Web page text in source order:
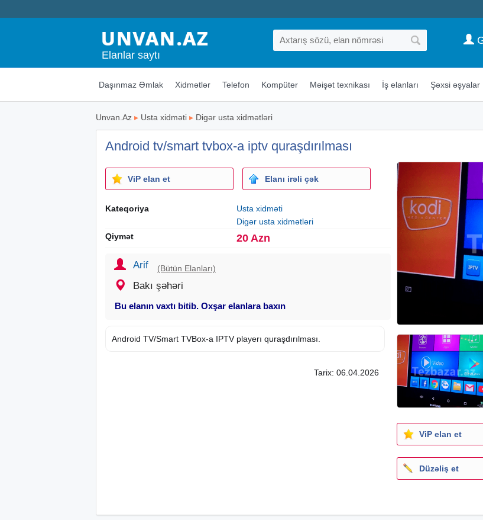
Elanlar saytı
Daşınmaz Əmlak Xidmətlər Telefon Kompüter Məişət texnikası İş elanları Şəxsi əşyalar
Unvan.Az ▸ Usta xidməti ▸ Digər usta xidmətləri
Android tv/smart tvbox-a iptv quraşdırılması
ViP elan et Elanı irəli çək
Kateqoriya
Usta xidməti
Digər usta xidmətləri
Qiymət
20 Azn
Arif (Bütün Elanları)
Bakı şəhəri
Bu elanın vaxtı bitib. Oxşar elanlara baxın
Android TV/Smart TVBox-a IPTV playerı quraşdırılması.
Tarix: 06.04.2026
ViP elan et
Düzəliş et